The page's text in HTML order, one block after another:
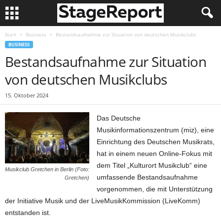
Start Business Bestandsaufnahme zur Situation von deutschen Musikclubs
BUSINESS
Bestandsaufnahme zur Situation
von deutschen Musikclubs
15. Oktober 2024
Musikclub Gretchen in Berlin (Foto:
Gretchen)
Das Deutsche
Musikinformationszentrum (miz), eine
Einrichtung des Deutschen Musikrats,
hat in einem neuen Online-Fokus mit
dem Titel „Kulturort Musikclub“ eine
umfassende Bestandsaufnahme
vorgenommen, die mit Unterstützung
der Initiative Musik und der LiveMusikKommission (LiveKomm)
entstanden ist.